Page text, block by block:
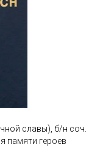
славы), б/н соч.
памяти героев